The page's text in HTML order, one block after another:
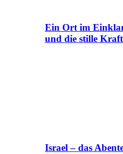
Ein Ort im
und die stille
Israel – das